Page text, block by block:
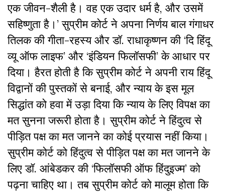
एक जीवन-शैली है। वह एक उदार धर्म है, और उसमें
सहिष्णुता है।’ सुप्रीम कोर्ट ने अपना निर्णय बाल गंगाधर
तिलक की गीता-रहस्य और डॉ. राधाकृष्णन की ‘दि हिंदू
व्यू ऑफ लाइफ’ और ‘इंडियन फिलॉसफी’ के आधार पर
दिया। हैरत होती है कि सुप्रीम कोर्ट ने अपनी राय हिंदू
विद्वानों की पुस्तकों से बनाई, और न्याय के इस मूल
सिद्धांत को हवा में उड़ा दिया कि न्याय के लिए विपक्ष का
मत सुनना जरूरी होता है। सुप्रीम कोर्ट ने हिंदुत्व से
पीड़ित पक्ष का मत जानने का कोई प्रयास नहीं किया।
सुप्रीम कोर्ट को हिंदुत्व से पीड़ित पक्ष का मत जानने के
लिए डॉ. आंबेडकर की ‘फिलॉसफी ऑफ हिंदुइज्म’ को
पढ़ना चाहिए था। तब सुप्रीम कोर्ट को मालूम होता कि